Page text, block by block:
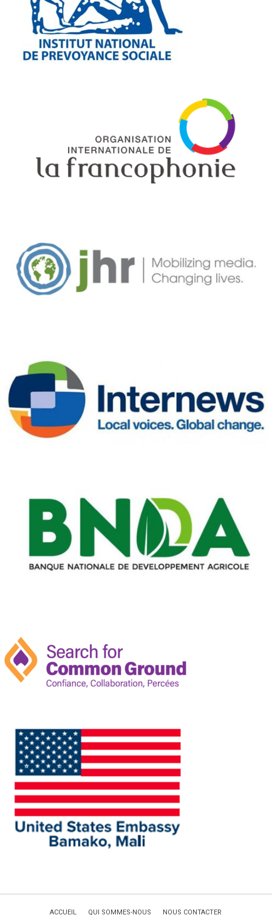
ACCUEIL QUI SOMMES-NOUS NOUS CONTACTER